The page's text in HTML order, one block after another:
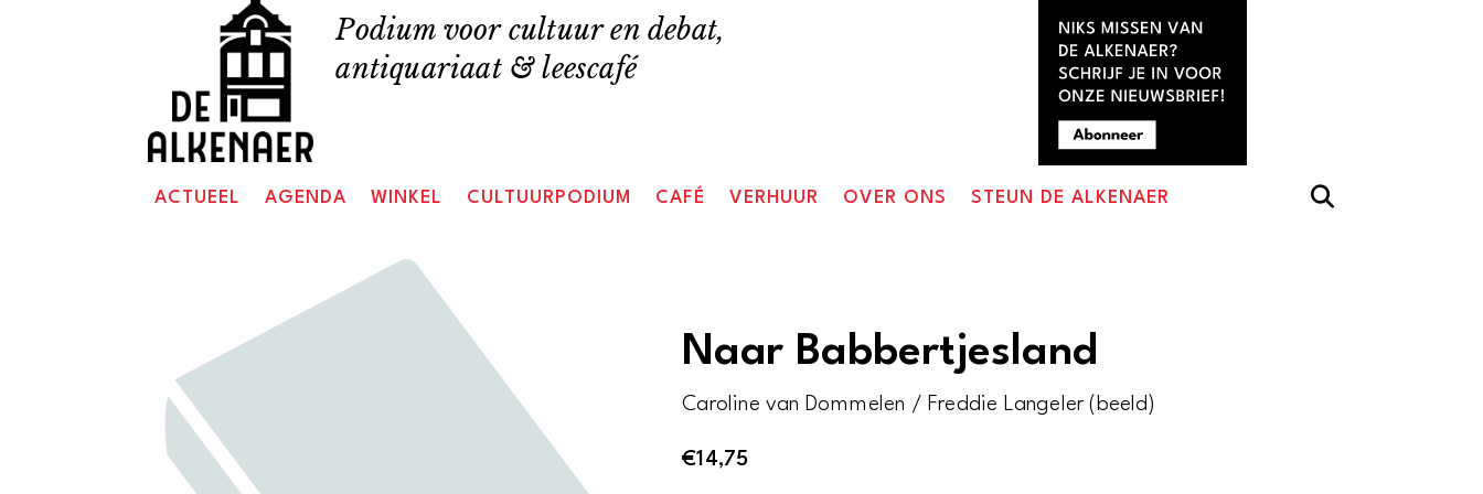
Podium voor cultuur en debat,
antiquariaat & leescafé
ACTUEEL AGENDA WINKEL CULTUURPODIUM CAFÉ VERHUUR OVER ONS STEUN DE ALKENAER
Naar Babbertjesland
Caroline van Dommelen / Freddie Langeler (beeld)
€14,75